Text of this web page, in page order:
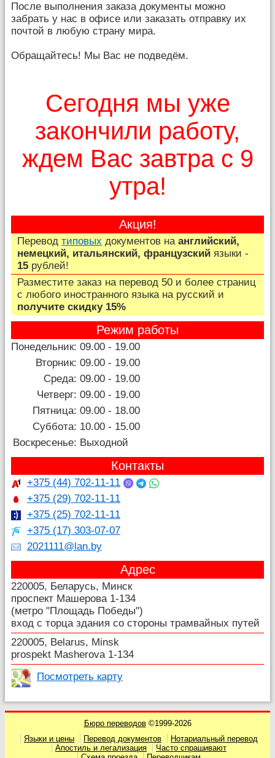
После выполнения заказа документы можно
забрать у нас в офисе или заказать отправку их
почтой в любую страну мира.
Обращайтесь! Мы Вас не подведём.
Сегодня мы уже
закончили работу,
ждем Вас завтра с 9
утра!
Акция!
Перевод типовых документов на английский,
немецкий, итальянский, французский языки -
15 рублей!
Разместите заказ на перевод 50 и более страниц
c любого иностранного языка на русский и
получите скидку 15%
Режим работы
Понедельник: 09.00 - 19.00
Вторник: 09.00 - 19.00
Среда: 09.00 - 19.00
Четверг: 09.00 - 19.00
Пятница: 09.00 - 18.00
Суббота: 10.00 - 15.00
Воскресенье: Выходной
Контакты
+375 (44) 702-11-11
+375 (29) 702-11-11
+375 (25) 702-11-11
+375 (17) 303-07-07
2021111@lan.by
Адрес
220005, Беларусь, Минск
проспект Машерова 1-134
(метро "Площадь Победы")
вход с торца здания со стороны трамвайных путей
220005, Belarus, Minsk
prospekt Masherova 1-134
Посмотреть карту
Бюро переводов ©1999-2026
Языки и цены
Перевод документов
Нотариальный перевод
Апостиль и легализация
Часто спрашивают